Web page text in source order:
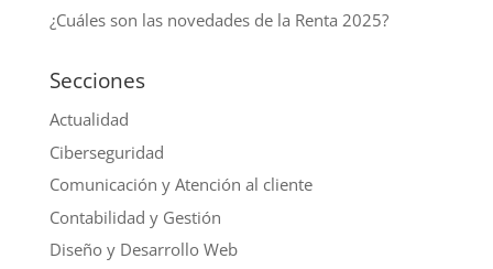
¿Cuáles son las novedades de la Renta 2025?
Secciones
Actualidad
Ciberseguridad
Comunicación y Atención al cliente
Contabilidad y Gestión
Diseño y Desarrollo Web